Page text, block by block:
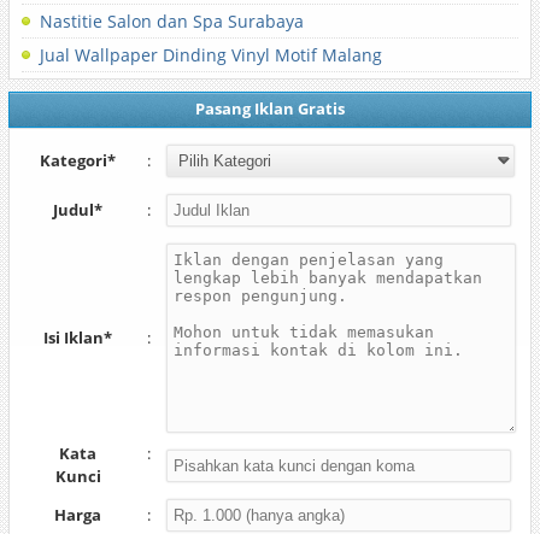
Nastitie Salon dan Spa Surabaya
Jual Wallpaper Dinding Vinyl Motif Malang
Pasang Iklan Gratis
Kategori* :
Judul* :
Isi Iklan* :
Kata
Kunci
:
Harga :